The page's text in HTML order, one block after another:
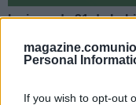
Personal
If you wish to opt-out
La jornada 21 de
Supercopa de
continuación, las